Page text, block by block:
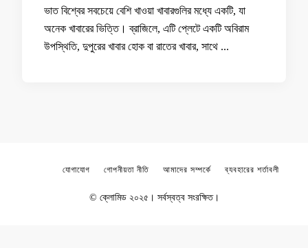
ভাত বিশ্বের সবচেয়ে বেশি খাওয়া খাবারগুলির মধ্যে একটি, যা
অনেক খাবারের ভিত্তি। ব্রাজিলে, এটি প্লেটে একটি অবিরাম
উপস্থিতি, দুপুরের খাবার হোক বা রাতের খাবার, সাথে ...
© ক্লোমিড ২০২৫। সর্বস্বত্ব সংরক্ষিত।
যোগাযোগ গোপনীয়তা নীতি আমাদের সম্পর্কে ব্যবহারের শর্তাবলী